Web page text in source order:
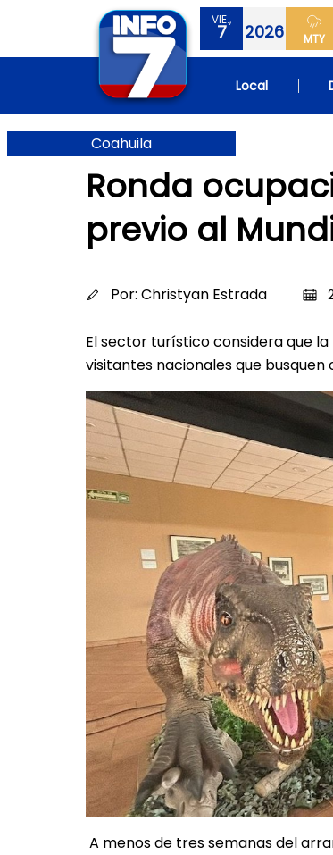
VIE.,
7 2026 MTY
Local
Coahuila
Ronda
previo al
Por: Christyan Estrada
El sector turístico considera que
visitantes nacionales que
A menos de tres semanas del